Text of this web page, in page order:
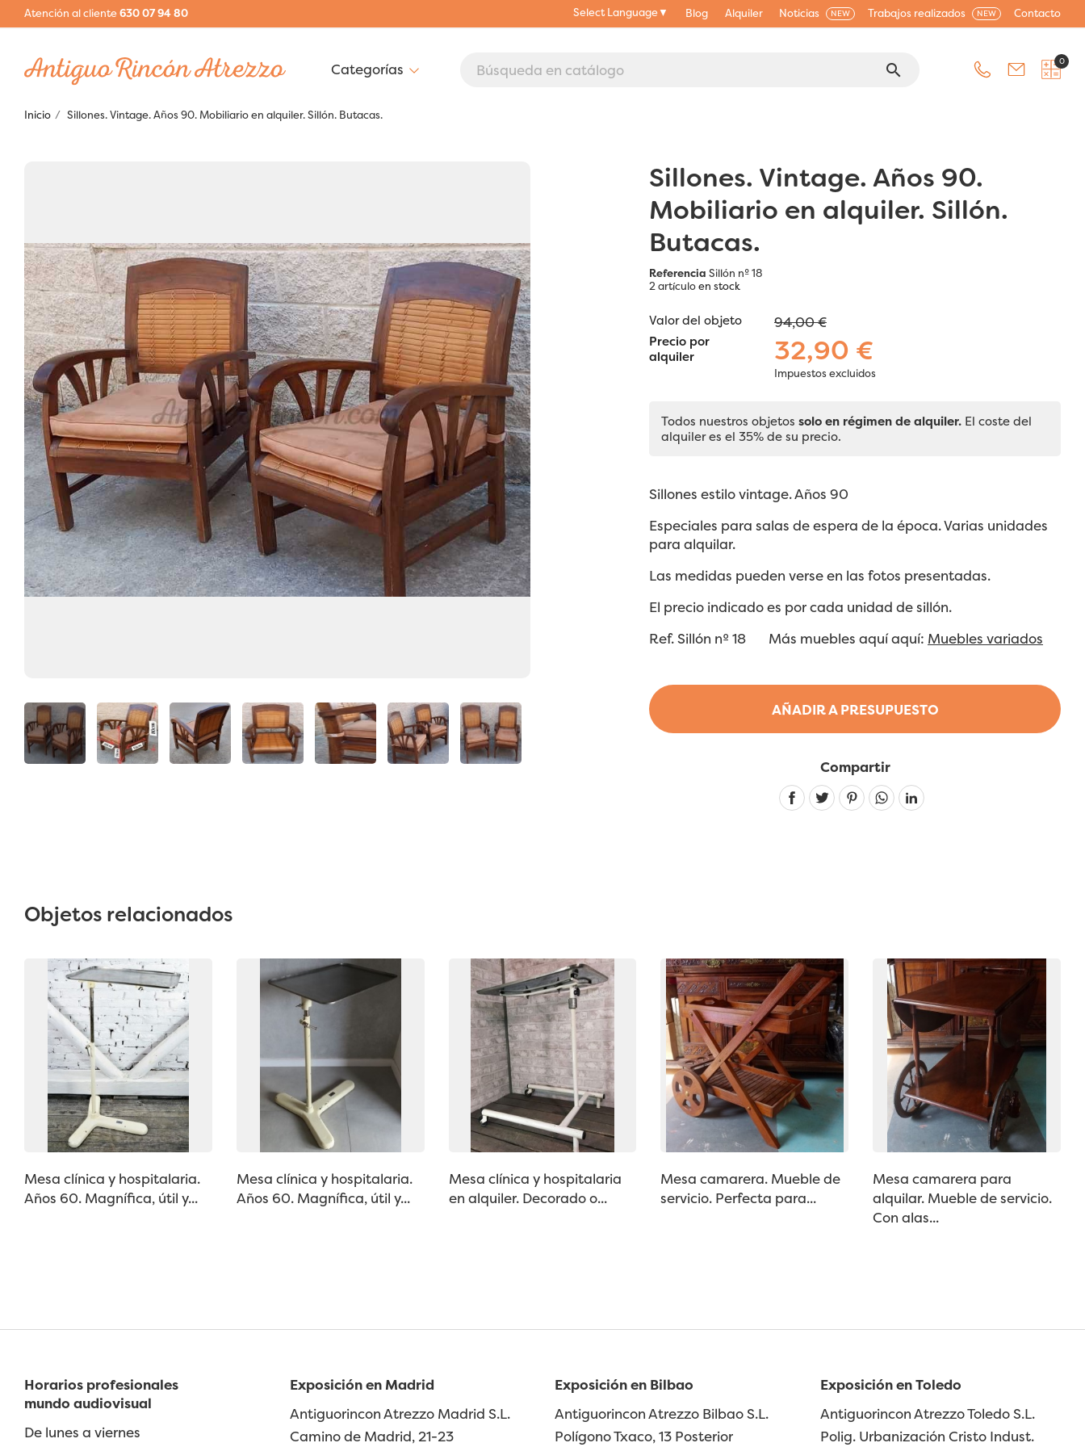
Atención al cliente630 07 94 80 Select Language▼ Blog Alquiler Noticias NEW Trabajos realizados NEW Contacto
search 0
Inicio Sillones. Vintage. Años 90. Mobiliario en alquiler. Sillón. Butacas.
Sillones. Vintage. Años 90.
Mobiliario en alquiler. Sillón.
Butacas.
Referencia Sillón nº 18
2 artículoen stock
AÑADIR A PRESUPUESTO
Valor del objeto 94,00 €
Precio por
alquiler
32,90 €
Impuestos excluidos
Todos nuestros objetos solo en régimen de alquiler. El coste del
alquiler es el 35% de su precio.
Sillones estilo vintage. Años 90
Especiales para salas de espera de la época. Varias unidades
para alquilar.
Las medidas pueden verse en las fotos presentadas.
El precio indicado es por cada unidad de sillón.
Ref. Sillón nº 18 Más muebles aquí aquí: Muebles variados
Compartir
Linkedin
Objetos relacionados
Mesa clínica y hospitalaria.
Años 60. Magnífica, útil y...
Mesa clínica y hospitalaria.
Años 60. Magnífica, útil y...
Mesa clínica y hospitalaria
en alquiler. Decorado o...
Mesa camarera. Mueble de
servicio. Perfecta para...
Mesa camarera para
alquilar. Mueble de servicio.
Con alas...
Horarios profesionales
mundo audiovisual
De lunes a viernes
Exposición en Madrid
Antiguorincon Atrezzo Madrid S.L.
Camino de Madrid, 21-23
Exposición en Bilbao
Antiguorincon Atrezzo Bilbao S.L.
Polígono Txaco, 13 Posterior
Exposición en Toledo
Antiguorincon Atrezzo Toledo S.L.
Polig. Urbanización Cristo Indust.